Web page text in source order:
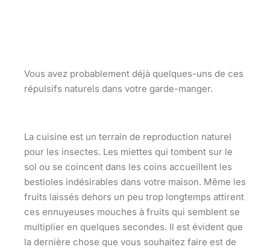
Vous avez probablement déjà quelques-uns de ces
répulsifs naturels dans votre garde-manger.
La cuisine est un terrain de reproduction naturel
pour les insectes. Les miettes qui tombent sur le
sol ou se coincent dans les coins accueillent les
bestioles indésirables dans votre maison. Même les
fruits laissés dehors un peu trop longtemps attirent
ces ennuyeuses mouches à fruits qui semblent se
multiplier en quelques secondes. Il est évident que
la dernière chose que vous souhaitez faire est de